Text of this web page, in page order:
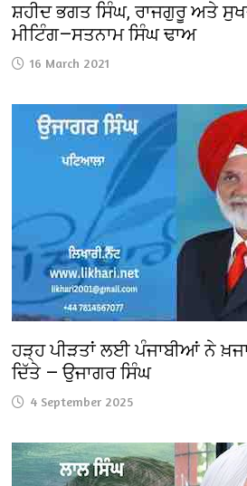
ਸ਼ਹੀਦ ਭਗਤ ਸਿੰਘ, ਰਾਜਗੁਰੂ ਅਤੇ
ਮੀਟਿੰਗ—ਸਤਨਾਮ ਸਿੰਘ ਢਾਅ
16 March 2021
ਹੜ੍ਹ ਪੀੜਤਾਂ ਲਈ ਪੰਜਾਬੀਆਂ ਨੇ
ਦਿੱਤੇ — ਉਜਾਗਰ ਸਿੰਘ
4 September 2025